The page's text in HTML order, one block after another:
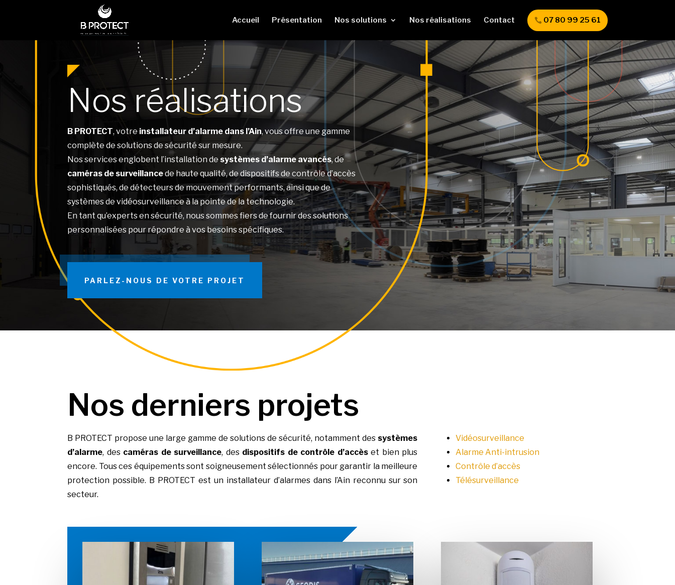
Accueil Présentation Nos solutions Nos réalisations Contact 07 80 99 25 61
Nos réalisations
B PROTECT, votre installateur d’alarme dans l’Ain, vous offre une gamme
complète de solutions de sécurité sur mesure.
Nos services englobent l’installation de systèmes d’alarme avancés, de
caméras de surveillancede haute qualité, de dispositifs de contrôle d’accès
sophistiqués, de détecteurs de mouvement performants, ainsi que de
systèmes de vidéosurveillance à la pointe de la technologie.
En tant qu’experts en sécurité, nous sommes fiers de fournir des solutions
personnalisées pour répondre à vos besoins spécifiques.
PARLEZ-NOUS DE VOTRE PROJET
Nos derniers projets
B PROTECT propose une large gamme de solutions de sécurité, notamment des systèmes
d’alarme, des caméras de surveillance, des dispositifs de contrôle d’accèset bien plus
encore. Tous ces équipements sont soigneusement sélectionnés pour garantir la meilleure
protection possible. B PROTECT est un installateur d’alarmes dans l’Ain reconnu sur son
secteur.
Vidéosurveillance
Alarme Anti-intrusion
Contrôle d’accès
Télésurveillance